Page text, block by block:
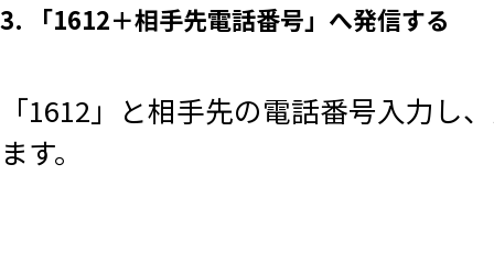
3. 「1612＋相手先電話番号」へ発信する
「1612」と相手先の電話番号入力し
ます。